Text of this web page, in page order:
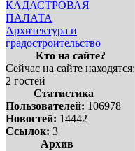
КАДАСТРОВАЯ
ПАЛАТА
Архитектура и
градостроительство
Кто на сайте?
Сейчас на сайте находятся:
2 гостей
Статистика
Пользователей: 106978
Новостей: 14442
Ссылок: 3
Архив